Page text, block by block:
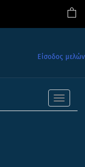
Είσοδος μελών
Toggle